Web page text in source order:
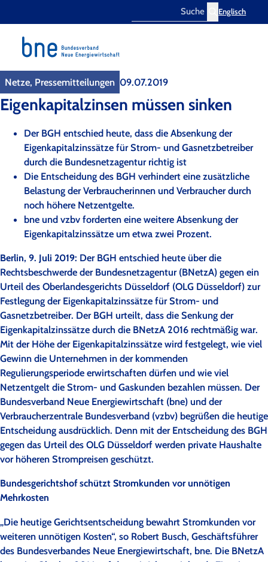
Englisch
Netze, Pressemitteilungen 09.07.2019
Eigenkapitalzinsen müssen sinken
Der BGH entschied heute, dass die Absenkung der
Eigenkapitalzinssätze für Strom- und Gasnetzbetreiber
durch die Bundesnetzagentur richtig ist
Die Entscheidung des BGH verhindert eine zusätzliche
Belastung der Verbraucherinnen und Verbraucher durch
noch höhere Netzentgelte.
bne und vzbv forderten eine weitere Absenkung der
Eigenkapitalzinssätze um etwa zwei Prozent.
Berlin, 9. Juli 2019: Der BGH entschied heute über die
Rechtsbeschwerde der Bundesnetzagentur (BNetzA) gegen ein
Urteil des Oberlandesgerichts Düsseldorf (OLG Düsseldorf) zur
Festlegung der Eigenkapitalzinssätze für Strom- und
Gasnetzbetreiber. Der BGH urteilt, dass die Senkung der
Eigenkapitalzinssätze durch die BNetzA 2016 rechtmäßig war.
Mit der Höhe der Eigenkapitalzinssätze wird festgelegt, wie viel
Gewinn die Unternehmen in der kommenden
Regulierungsperiode erwirtschaften dürfen und wie viel
Netzentgelt die Strom- und Gaskunden bezahlen müssen. Der
Bundesverband Neue Energiewirtschaft (bne) und der
Verbraucherzentrale Bundesverband (vzbv) begrüßen die heutige
Entscheidung ausdrücklich. Denn mit der Entscheidung des BGH
gegen das Urteil des OLG Düsseldorf werden private Haushalte
vor höheren Strompreisen geschützt.
Bundesgerichtshof schützt Stromkunden vor unnötigen
Mehrkosten
„Die heutige Gerichtsentscheidung bewahrt Stromkunden vor
weiteren unnötigen Kosten“, so Robert Busch, Geschäftsführer
des Bundesverbandes Neue Energiewirtschaft, bne. Die BNetzA